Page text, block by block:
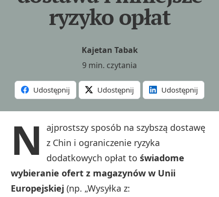
ryzyko opłat
Kajetan Tabak
9 min. czytania
Udostępnij Udostępnij Udostępnij
N
ajprostszy sposób na szybszą dostawę
z Chin i ograniczenie ryzyka
dodatkowych opłat toświadome
wybieranie ofert z magazynów w Unii
Europejskiej (np. „Wysyłka z: